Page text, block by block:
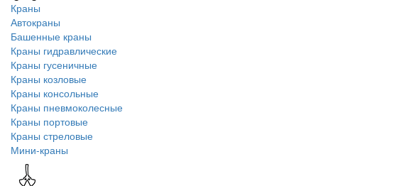
Краны
Автокраны
Башенные краны
Краны гидравлические
Краны гусеничные
Краны козловые
Краны консольные
Краны пневмоколесные
Краны портовые
Краны стреловые
Мини-краны